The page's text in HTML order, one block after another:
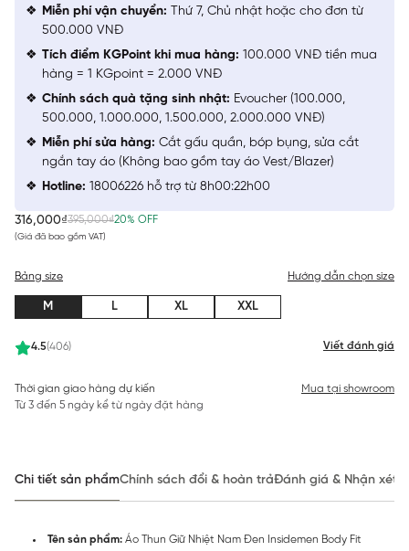
316,000₫395,000₫20% OFF
(Giá đã bao gồm VAT)
4.5(406) Viết đánh giá
Bảng size Hướng dẫn chọn size
M L XL XXL
Thời gian giao hàng dự kiến
Từ 3 đến 5 ngày kể từ ngày đặt hàng
Mua tại showroom
Miễn phí vận chuyển: Thứ 7, Chủ nhật hoặc cho đơn từ
500.000 VNĐ
Tích điểm KGPoint khi mua hàng: 100.000 VNĐ tiền mua
hàng = 1 KGpoint = 2.000 VNĐ
Chính sách quà tặng sinh nhật: Evoucher (100.000,
500.000, 1.000.000, 1.500.000, 2.000.000 VNĐ)
Miễn phí sửa hàng: Cắt gấu quần, bóp bụng, sửa cắt
ngắn tay áo (Không bao gồm tay áo Vest/Blazer)
Hotline: 18006226 hỗ trợ từ 8h00:22h00
Chi tiết sản phẩmChính sách đổi & hoàn trảĐánh giá & Nhận xét
Tên sản phẩm: Áo Thun Giữ Nhiệt Nam Đen Insidemen Body Fit